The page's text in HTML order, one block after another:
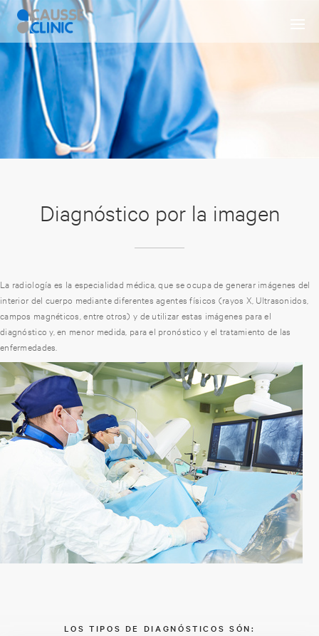
Diagnóstico por la imagen
La radiología es la especialidad médica, que se ocupa de generar imágenes del
interior del cuerpo mediante diferentes agentes físicos (rayos X, Ultrasonidos,
campos magnéticos, entre otros) y de utilizar estas imágenes para el
diagnóstico y, en menor medida, para el pronóstico y el tratamiento de las
enfermedades.
LOS TIPOS DE DIAGNÓSTICOS SÓN: